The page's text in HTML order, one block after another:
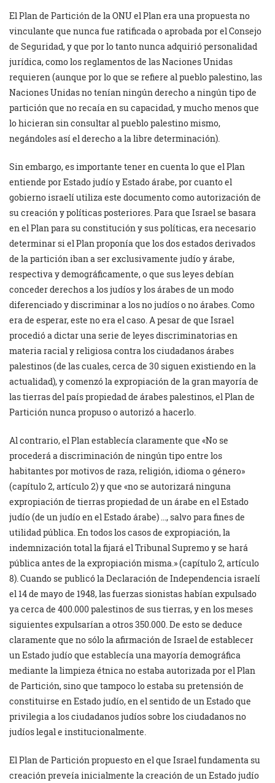
El Plan de Partición de la ONU el Plan era una propuesta no
vinculante que nunca fue ratificada o aprobada por el Consejo
de Seguridad, y que por lo tanto nunca adquirió personalidad
jurídica, como los reglamentos de las Naciones Unidas
requieren (aunque por lo que se refiere al pueblo palestino, las
Naciones Unidas no tenían ningún derecho a ningún tipo de
partición que no recaía en su capacidad, y mucho menos que
lo hicieran sin consultar al pueblo palestino mismo,
negándoles así el derecho a la libre determinación).
Sin embargo, es importante tener en cuenta lo que el Plan
entiende por Estado judío y Estado árabe, por cuanto el
gobierno israelí utiliza este documento como autorización de
su creación y políticas posteriores. Para que Israel se basara
en el Plan para su constitución y sus políticas, era necesario
determinar si el Plan proponía que los dos estados derivados
de la partición iban a ser exclusivamente judío y árabe,
respectiva y demográficamente, o que sus leyes debían
conceder derechos a los judíos y los árabes de un modo
diferenciado y discriminar a los no judíos o no árabes. Como
era de esperar, este no era el caso. A pesar de que Israel
procedió a dictar una serie de leyes discriminatorias en
materia racial y religiosa contra los ciudadanos árabes
palestinos (de las cuales, cerca de 30 siguen existiendo en la
actualidad), y comenzó la expropiación de la gran mayoría de
las tierras del país propiedad de árabes palestinos, el Plan de
Partición nunca propuso o autorizó a hacerlo.
Al contrario, el Plan establecía claramente que «No se
procederá a discriminación de ningún tipo entre los
habitantes por motivos de raza, religión, idioma o género»
(capítulo 2, artículo 2) y que «no se autorizará ninguna
expropiación de tierras propiedad de un árabe en el Estado
judío (de un judío en el Estado árabe) …, salvo para fines de
utilidad pública. En todos los casos de expropiación, la
indemnización total la fijará el Tribunal Supremo y se hará
pública antes de la expropiación misma.» (capítulo 2, artículo
8). Cuando se publicó la Declaración de Independencia israelí
el 14 de mayo de 1948, las fuerzas sionistas habían expulsado
ya cerca de 400.000 palestinos de sus tierras, y en los meses
siguientes expulsarían a otros 350.000. De esto se deduce
claramente que no sólo la afirmación de Israel de establecer
un Estado judío que establecía una mayoría demográfica
mediante la limpieza étnica no estaba autorizada por el Plan
de Partición, sino que tampoco lo estaba su pretensión de
constituirse en Estado judío, en el sentido de un Estado que
privilegia a los ciudadanos judíos sobre los ciudadanos no
judíos legal e institucionalmente.
El Plan de Partición propuesto en el que Israel fundamenta su
creación preveía inicialmente la creación de un Estado judío